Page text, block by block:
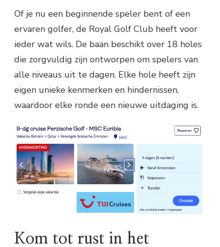
Of je nu een beginnende speler bent of een
ervaren golfer, de Royal Golf Club heeft voor
ieder wat wils. De baan beschikt over 18 holes
die zorgvuldig zijn ontworpen om spelers van
alle niveaus uit te dagen. Elke hole heeft zijn
eigen unieke kenmerken en hindernissen,
waardoor elke ronde een nieuwe uitdaging is.
Kom tot rust in het